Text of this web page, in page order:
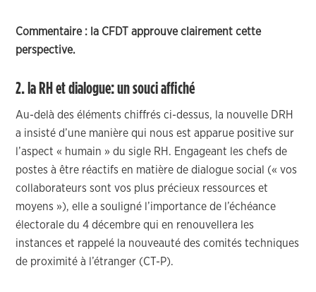
Commentaire : la CFDT approuve clairement cette
perspective.
2. la RH et dialogue: un souci affiché
Au-delà des éléments chiffrés ci-dessus, la nouvelle DRH
a insisté d’une manière qui nous est apparue positive sur
l’aspect « humain » du sigle RH. Engageant les chefs de
postes à être réactifs en matière de dialogue social (« vos
collaborateurs sont vos plus précieux ressources et
moyens »), elle a souligné l’importance de l’échéance
électorale du 4 décembre qui en renouvellera les
instances et rappelé la nouveauté des comités techniques
de proximité à l’étranger (CT-P).